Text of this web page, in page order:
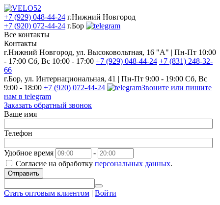
+7 (929) 048-44-24 г.Нижний Новгород
+7 (920) 072-44-24 г.Бор
Все контакты
Контакты
г.Нижний Новгород, ул. Высоковольтная, 16 "А" | Пн-Пт 10:00
- 17:00 Сб, Вс 10:00 - 17:00 +7 (929) 048-44-24 +7 (831) 248-32-
66
г.Бор, ул. Интернациональная, 41 | Пн-Пт 9:00 - 19:00 Сб, Вс
9:00 - 18:00 +7 (920) 072-44-24
Звоните или пишите
нам в telegram
Заказать обратный звонок
Ваше имя
Телефон
Удобное время
-
Согласие на обработку персональных данных.
Отправить
Стать оптовым клиентом | Войти